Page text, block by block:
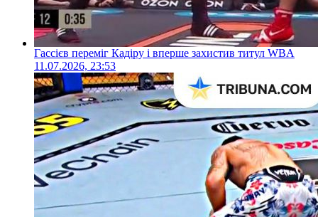
Гассієв переміг Кадіру і вперше захистив титул WBA
11.07.2026, 23:53